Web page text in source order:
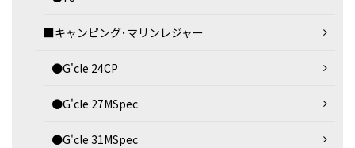
■キャンピング･マリンレジャー
●G'cle 24CP
●G'cle 27MSpec
●G'cle 31MSpec